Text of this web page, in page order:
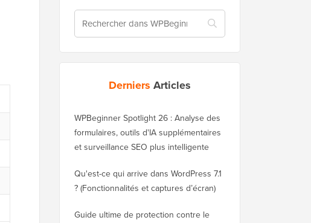
Derniers Articles
WPBeginner Spotlight 26 : Analyse des
formulaires, outils d'IA supplémentaires
et surveillance SEO plus intelligente
Qu'est-ce qui arrive dans WordPress 7.1
? (Fonctionnalités et captures d’écran)
Guide ultime de protection contre le